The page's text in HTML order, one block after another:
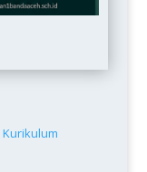
Kurikulum